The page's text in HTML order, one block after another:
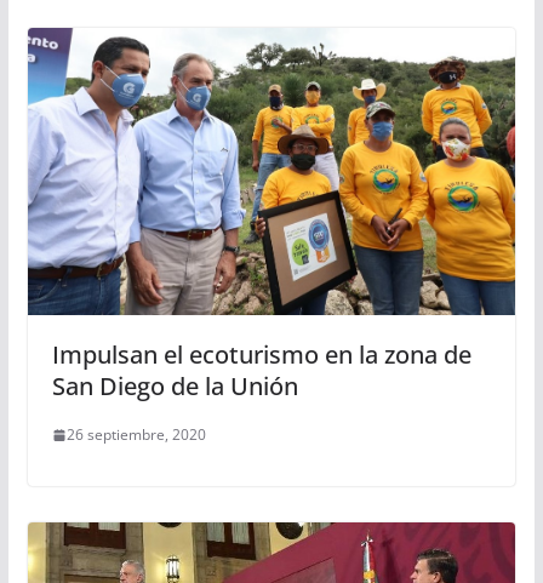
Impulsan el ecoturismo en la zona de
San Diego de la Unión
26 septiembre, 2020